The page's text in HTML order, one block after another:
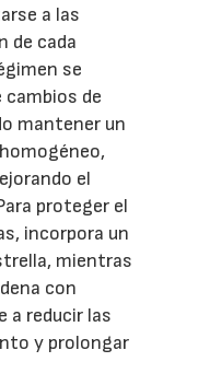
a las
de cada
se
cambios de
mantener un
el
proteger el
incorpora un
mientras
con
a reducir las
y prolongar